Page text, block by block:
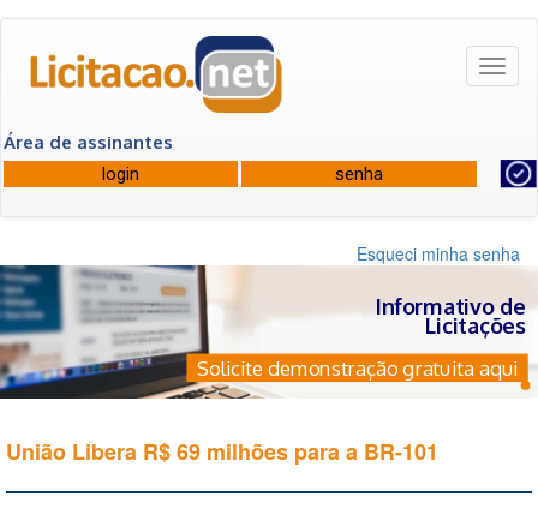
Área de assinantes
Esqueci minha senha
Informativo de
Licitações
Solicite demonstração gratuita aqui
União Libera R$ 69 milhões para a BR-101